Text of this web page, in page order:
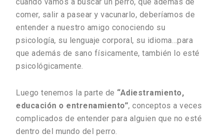
cuando vamos a buscar un perro, que además de
comer, salir a pasear y vacunarlo, deberíamos de
entender a nuestro amigo conociendo su
psicología, su lenguaje corporal, su idioma…para
que además de sano físicamente, también lo esté
psicológicamente.
Luego tenemos la parte de “Adiestramiento,
educación o entrenamiento”, conceptos a veces
complicados de entender para alguien que no esté
dentro del mundo del perro.